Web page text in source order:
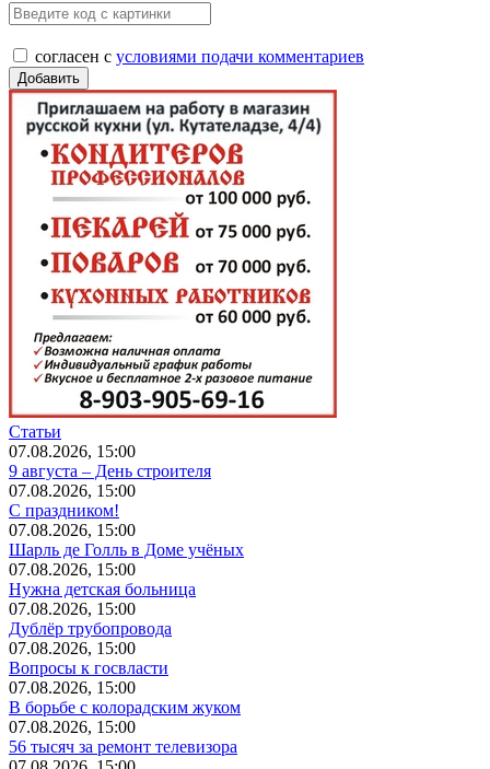
согласен с условиями подачи комментариев
Статьи
07.08.2026, 15:00
9 августа – День строителя
07.08.2026, 15:00
С праздником!
07.08.2026, 15:00
Шарль де Голль в Доме учёных
07.08.2026, 15:00
Нужна детская больница
07.08.2026, 15:00
Дублёр трубопровода
07.08.2026, 15:00
Вопросы к госвласти
07.08.2026, 15:00
В борьбе с колорадским жуком
07.08.2026, 15:00
56 тысяч за ремонт телевизора